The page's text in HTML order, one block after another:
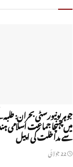
جوہر یونیورسٹی بحران:
میں پہنچا جماعت اسلامی
سے مداخلت کی اپیل